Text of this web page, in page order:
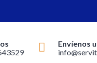
Envíenos